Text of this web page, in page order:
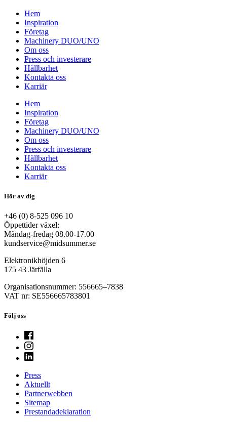
Hem
Inspiration
Företag
Machinery DUO/UNO
Om oss
Press och investerare
Hållbarhet
Kontakta oss
Karriär
Hem
Inspiration
Företag
Machinery DUO/UNO
Om oss
Press och investerare
Hållbarhet
Kontakta oss
Karriär
Hör av dig
+46 (0) 8-525 096 10
Öppettider växel:
Måndag-fredag 08.00-17.00
kundservice@midsummer.se
Elektronikhöjden 6
175 43 Järfälla
Organisationsnummer: 556665–7838
VAT nr: SE556665783801
Följ oss
Press
Aktuellt
Partnerwebben
Sitemap
Prestandadeklaration